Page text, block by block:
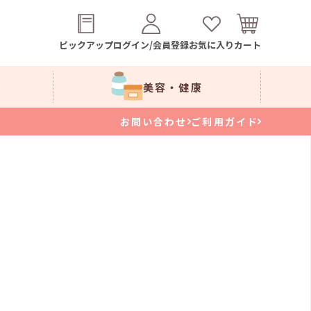
ピックアップログイン/会員登録お気に入りカート
美容・健康
お問い合わせ ご利用ガイド